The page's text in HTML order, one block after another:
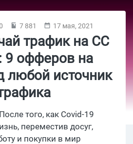
7 881 17 мая, 2021
трафик на CC
9 офферов на
любой источник
того, как Covid-19
переместив досуг,
и покупки в мир